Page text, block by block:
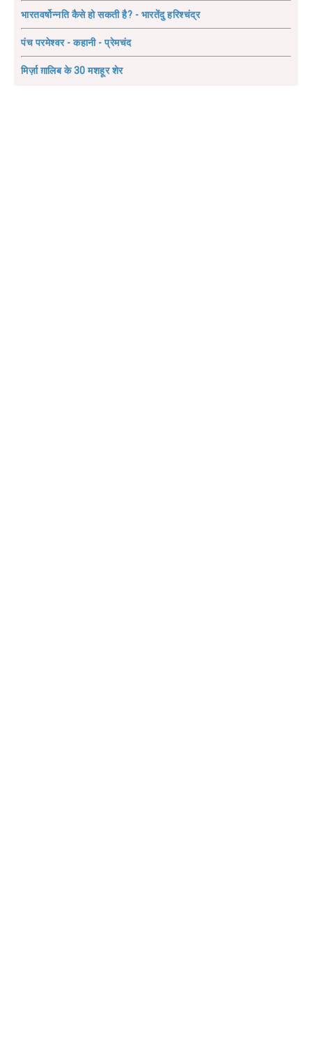
भारतवर्षोन्नति कैसे हो सकती है? - भारतेंदु हरिश्चंद्र
पंच परमेश्वर - कहानी - प्रेमचंद
मिर्ज़ा ग़ालिब के 30 मशहूर शेर